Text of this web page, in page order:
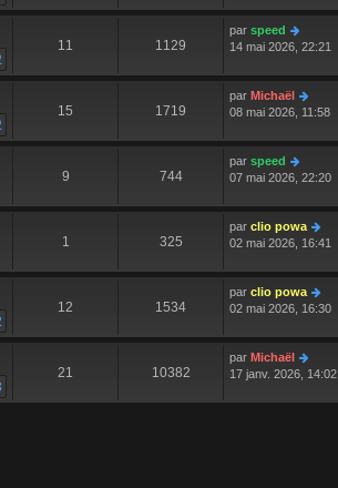
11 1129
par speed
14 mai 2026, 22:21
15 1719
par Michaël
08 mai 2026, 11:58
9 744
par speed
07 mai 2026, 22:20
1 325
par clio powa
02 mai 2026, 16:41
12 1534
par clio powa
02 mai 2026, 16:30
21 10382
par Michaël
17 janv. 2026, 14:02